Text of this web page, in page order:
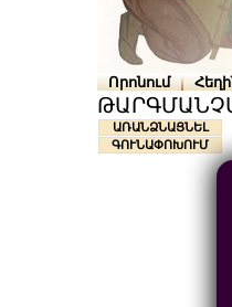
Որոնում
ԱՌԱՆՁՆԱՑՆԵԼ
ԳՈՒՆԱՓՈԽՈՒՄ